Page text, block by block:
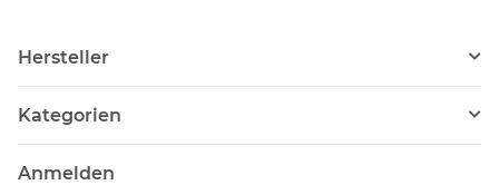
Hersteller
Kategorien
Anmelden